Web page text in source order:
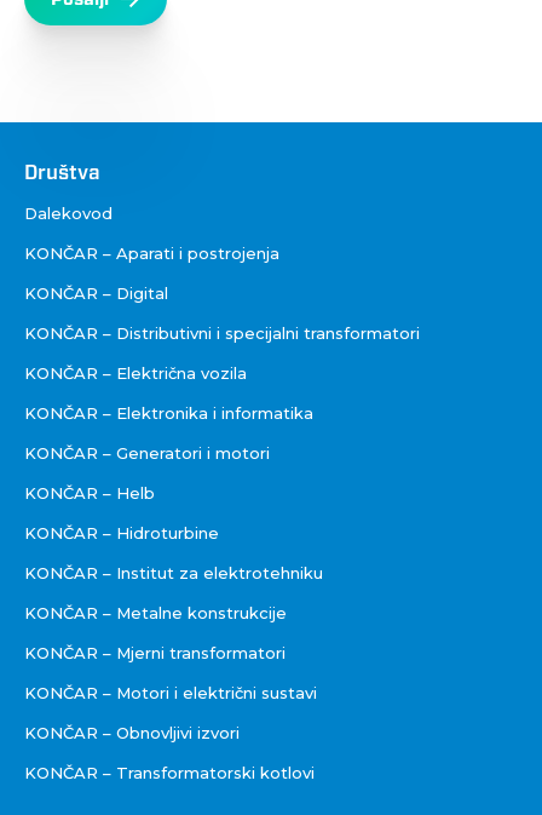
Društva
Društva
Dalekovod
KONČAR – Aparati i postrojenja
KONČAR – Digital
KONČAR – Distributivni i specijalni transformatori
KONČAR – Električna vozila
KONČAR – Elektronika i informatika
KONČAR – Generatori i motori
KONČAR – Helb
KONČAR – Hidroturbine
KONČAR – Institut za elektrotehniku
KONČAR – Metalne konstrukcije
KONČAR – Mjerni transformatori
KONČAR – Motori i električni sustavi
KONČAR – Obnovljivi izvori
KONČAR – Transformatorski kotlovi